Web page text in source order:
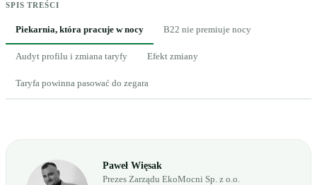
SPIS TREŚCI
Piekarnia, która pracuje w nocy B22 nie premiuje nocy
Audyt profilu i zmiana taryfy Efekt zmiany
Taryfa powinna pasować do zegara
Paweł Więsak
Prezes Zarządu EkoMocni Sp. z o.o.